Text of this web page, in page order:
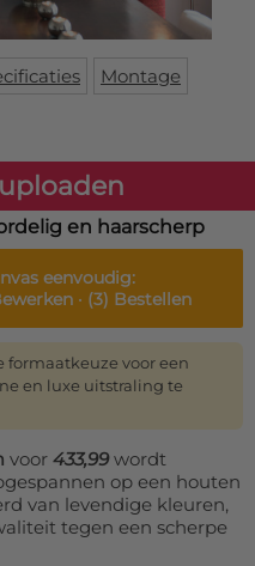
Montage
en haarscherp
eenvoudig:
· (3) Bestellen
formaatkeuze voor een
en luxe uitstraling te
voor 433,99wordt
op een houten
van levendige kleuren,
tegen een scherpe